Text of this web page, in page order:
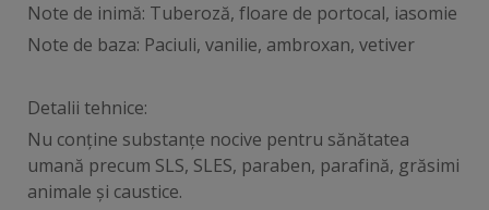
Note de inimă: Tuberoză, floare de portocal, iasomie
Note de baza: Paciuli, vanilie, ambroxan, vetiver
Detalii tehnice:
Nu conține substanțe nocive pentru sănătatea
umană precum SLS, SLES, paraben, parafină, grăsimi
animale și caustice.